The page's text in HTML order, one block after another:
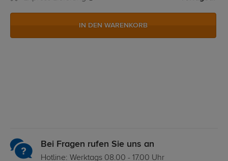
IN DEN WARENKORB
Bei Fragen rufen Sie uns an
Hotline: Werktags 08.00 - 17.00 Uhr